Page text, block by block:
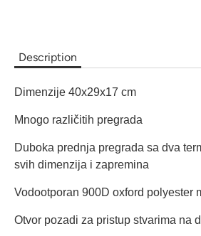
Description
Dimenzije 40x29x17 cm
Mnogo različitih pregrada
Duboka prednja pregrada sa dva
svih dimenzija i zapremina
Vodootporan 900D oxford polyester
Otvor pozadi za pristup stvarima na